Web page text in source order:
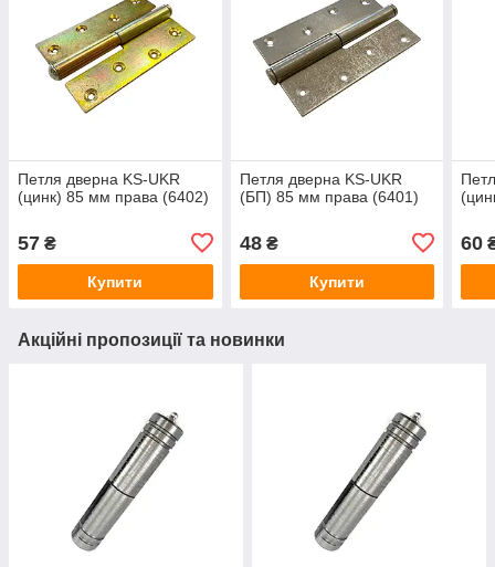
Петля дверна KS-UKR
(цинк) 85 мм права (6402)
57 ₴
Купити
Петля дверна KS-UKR
(БП) 85 мм права (6401)
48₴
Купити
60
Акційні пропозиції та новинки